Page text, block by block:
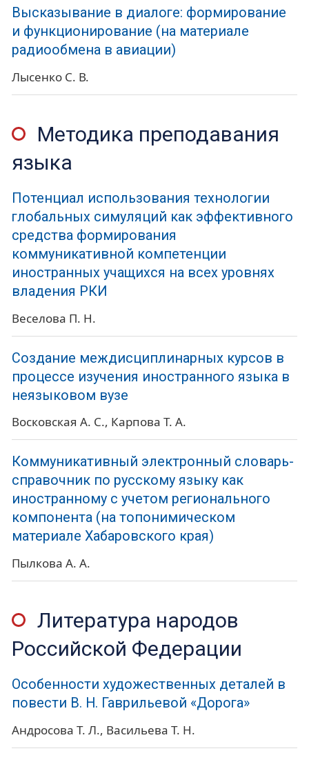
Высказывание в диалоге: формирование
и функционирование (на материале
радиообмена в авиации)
Лысенко С. В.
Методика преподавания
языка
Потенциал использования технологии
глобальных симуляций как эффективного
средства формирования
коммуникативной компетенции
иностранных учащихся на всех уровнях
владения РКИ
Веселова П. Н.
Создание междисциплинарных курсов в
процессе изучения иностранного языка в
неязыковом вузе
Восковская А. С. Карпова Т. А.
Коммуникативный электронный словарь-
справочник по русскому языку как
иностранному с учетом регионального
компонента (на топонимическом
материале Хабаровского края)
Пылкова А. А.
Литература народов
Российской Федерации
Особенности художественных деталей в
повести В. Н. Гаврильевой «Дорога»
Андросова Т. Л. Васильева Т. Н.